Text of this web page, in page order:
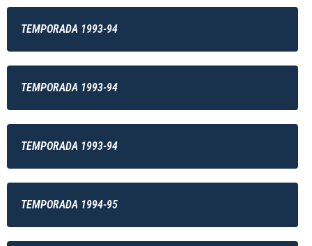
TEMPORADA 1993-94
TEMPORADA 1993-94
TEMPORADA 1993-94
TEMPORADA 1994-95